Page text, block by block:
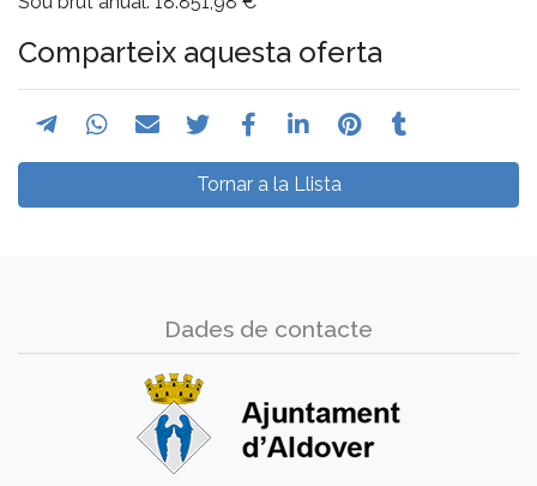
Comparteix aquesta oferta
Tornar a la Llista
Dades de contacte